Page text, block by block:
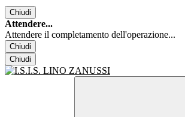
Chiudi
Attendere...
Attendere il completamento dell'operazione...
Chiudi
Chiudi